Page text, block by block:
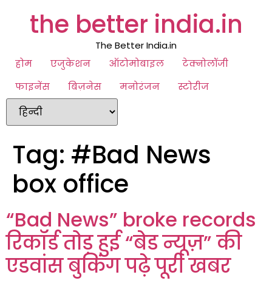
the better india.in
The Better India.in
होम
एजुकेशन ऑटोमोबाइल
टेक्नोलॉजी
फाइनेंस
बिज़नेस मनोरंजन स्टोरीज
Tag: #Bad News
box office
“Bad News” broke records
रिकॉर्ड तोड़ हुई “बेड न्यूज़” की
एडवांस बुकिंग पढ़े पूरी खबर